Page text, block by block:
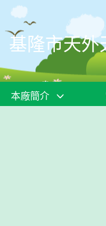
移至網頁之主要內容區位
基隆市天外
本廠簡介